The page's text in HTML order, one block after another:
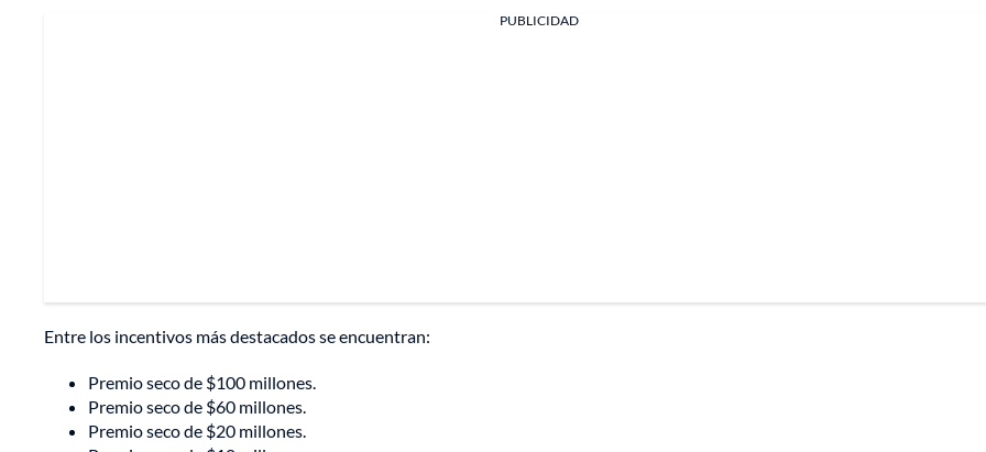
PUBLICIDAD
Entre los incentivos más destacados se encuentran:
Premio seco de $100 millones.
Premio seco de $60 millones.
Premio seco de $20 millones.